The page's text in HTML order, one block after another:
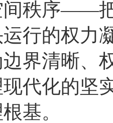
间秩序——
行的权力
界清晰、
代化的坚
基。